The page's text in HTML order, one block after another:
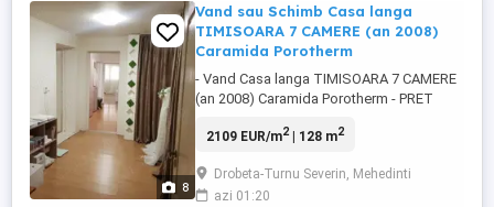
8
Vand sau Schimb Casa langa
TIMISOARA 7 CAMERE (an 2008)
Caramida Porotherm
- Vand Casa langa TIMISOARA 7 CAMERE
(an 2008) Caramida Porotherm - PRET
DROBETA TURNU SEVERIN + minim
dumneavoastra pentru CASA noastra -
Casa 7 CAMERE (an 2008) Caramida
2109 EUR/m2| 128 m2
Drobeta-Turnu Severin, Mehedinti
azi 01:20